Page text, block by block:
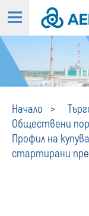
Начало
Обществени
Профил на
стартирани